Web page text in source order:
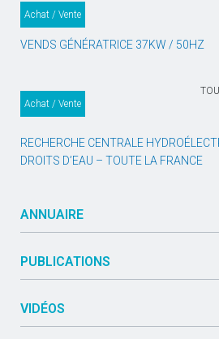
Achat / Vente
VENDS GÉNÉRATRICE 37KW / 50HZ
Achat / Vente
RECHERCHE CENTRALE
DROITS D’EAU – TOUTE LA FRANCE
ANNUAIRE
PUBLICATIONS
VIDÉOS